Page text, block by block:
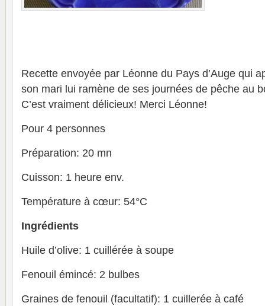
Recette envoyée par Léonne du Pays d’Auge qui
son mari lui ramène de ses journées de pêche au
C’est vraiment délicieux! Merci Léonne!
Pour 4 personnes
Préparation: 20 mn
Cuisson: 1 heure env.
Température à cœur: 54°C
Ingrédients
Huile d’olive: 1 cuillérée à soupe
Fenouil émincé: 2 bulbes
Graines de fenouil (facultatif): 1 cuillerée à café